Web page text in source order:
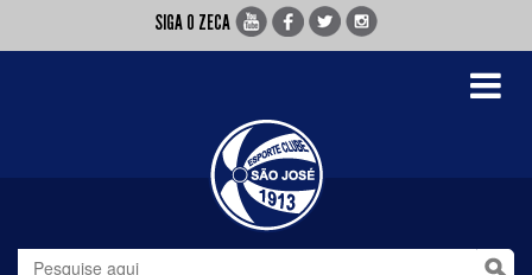
SIGA O ZECA
Toggle